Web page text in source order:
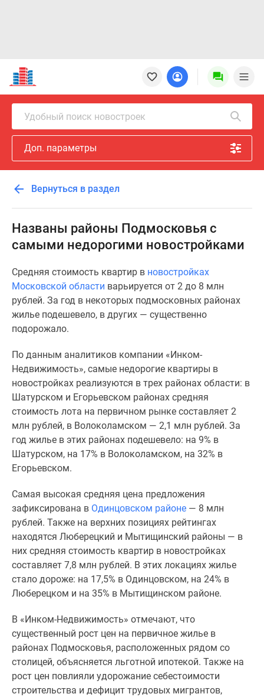
Новостройки
Квартиры
Ипотека
Новостройки
Москвы
Новостройки
Подмосковья
Новостройки
Москвы
Готовые
новостройки
Новостройки
Специальные
предложения
Коммерческие
помещения
Продавцы
застройщики
Панорамы
новостроек
Видеообзор
новостроек
Экспертиза
новостроек
Экология
Москвы
Подмосковья
Студии
комнатные
комнатные
Квартиры
карте
Ипотечный
калькулятор
Семейная
Удобный поиск новостроек
Доп. параметры
Вернуться в раздел
Названы районы Подмосковья с
самыми недорогими новостройками
Средняя стоимость квартир в новостройках
Московской области варьируется от 2 до 8 млн
рублей. За год в некоторых подмосковных районах
жилье подешевело, в других — существенно
подорожало.
По данным аналитиков компании «Инком-
Недвижимость», самые недорогие квартиры в
новостройках реализуются в трех районах области: в
Шатурском и Егорьевском районах средняя
стоимость лота на первичном рынке составляет 2
млн рублей, в Волоколамском — 2,1 млн рублей. За
год жилье в этих районах подешевело: на 9% в
Шатурском, на 17% в Волоколамском, на 32% в
Егорьевском.
Самая высокая средняя цена предложения
зафиксирована в Одинцовском районе — 8 млн
рублей. Также на верхних позициях рейтингах
находятся Люберецкий и Мытищинский районы — в
них средняя стоимость квартир в новостройках
составляет 7,8 млн рублей. В этих локациях жилье
стало дороже: на 17,5% в Одинцовском, на 24% в
Люберецком и на 35% в Мытищинском районе.
В «Инком-Недвижимость» отмечают, что
существенный рост цен на первичное жилье в
районах Подмосковья, расположенных рядом со
столицей, объясняется льготной ипотекой. Также на
рост цен повлияли удорожание себестоимости
строительства и дефицит трудовых мигрантов,